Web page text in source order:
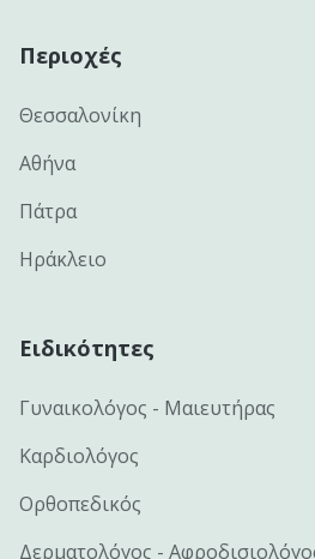
Περιοχές
Θεσσαλονίκη
Αθήνα
Πάτρα
Ηράκλειο
Ειδικότητες
Γυναικολόγος - Μαιευτήρας
Καρδιολόγος
Ορθοπεδικός
Δερματολόγος -